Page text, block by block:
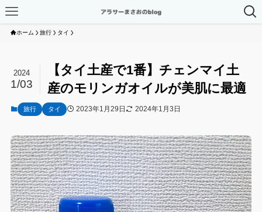
ホーム 旅行 タイ
【タイ土産で1番】チェンマイ土
産のモリンガオイルが美肌に最適
2024
1/03
旅行 タイ 2023年1月29日 2024年1月3日